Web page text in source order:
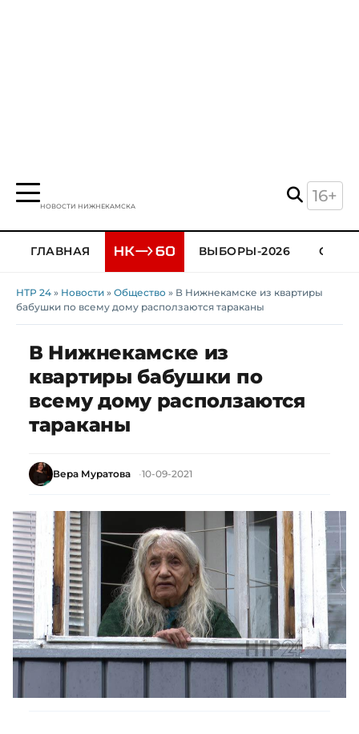
НОВОСТИ НИЖНЕКАМСКА
16+
ГЛАВНАЯ ВЫБОРЫ-2026
НТР 24 » Новости » Общество » В Нижнекамске из квартиры
бабушки по всему дому расползаются тараканы
В Нижнекамске из
квартиры бабушки по
всему дому расползаются
тараканы
Вера Муратова 10-09-2021